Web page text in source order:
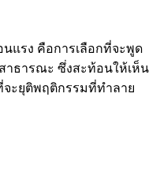
นแรง คือการเลือกที่จะพูด
าธารณะ ซึ่งสะท้อนให้เห็น
ะยุติพฤติกรรมที่ทำลาย